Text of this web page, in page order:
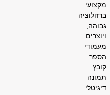
מקצועי
ברזולוציה
גבוהה,
ויוצרים
מעמודי
הספר
קובץ
תמונה
דיגיטלי